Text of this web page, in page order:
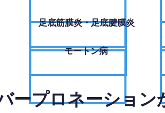
足底筋膜炎・足底腱膜炎
モートン病
ープロネーション